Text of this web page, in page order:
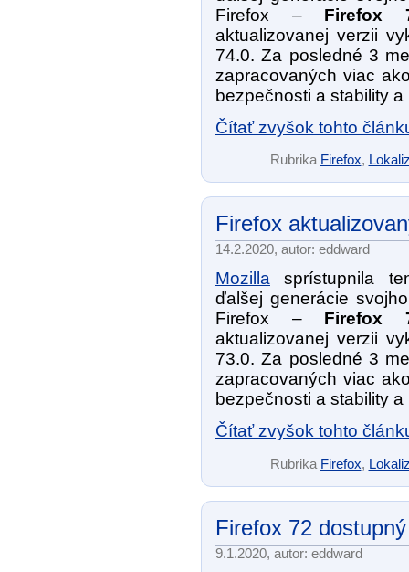
Firefox – Firefox
aktualizovanej verzii
74.0. Za posledné 3
zapracovaných viac
bezpečnosti a stability
Čítať zvyšok tohto
Rubrika Firefox,
Firefox
14.2.2020, autor: eddward
Mozilla sprístupnila
ďalšej generácie
Firefox – Firefox
aktualizovanej verzii
73.0. Za posledné 3
zapracovaných viac
bezpečnosti a stability
Čítať zvyšok tohto
Rubrika Firefox,
Firefox 72 dostupný
9.1.2020, autor: eddward